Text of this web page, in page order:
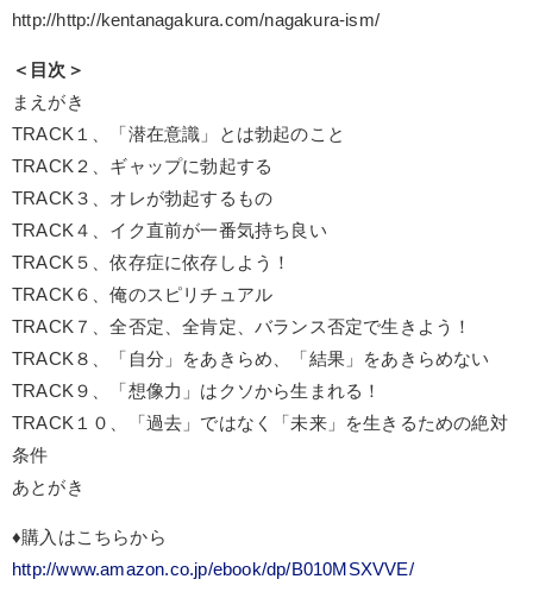
http://http://kentanagakura.com/nagakura-ism/
＜目次＞
まえがき
TRACK１、「潜在意識」とは勃起のこと
TRACK２、ギャップに勃起する
TRACK３、オレが勃起するもの
TRACK４、イク直前が一番気持ち良い
TRACK５、依存症に依存しよう！
TRACK６、俺のスピリチュアル
TRACK７、全否定、全肯定、バランス否定で生きよう！
TRACK８、「自分」をあきらめ、「結果」をあきらめない
TRACK９、「想像力」はクソから生まれる！
TRACK１０、「過去」ではなく「未来」を生きるための絶対
条件
あとがき
♦︎購入はこちらから
http://www.amazon.co.jp/ebook/dp/B010MSXVVE/